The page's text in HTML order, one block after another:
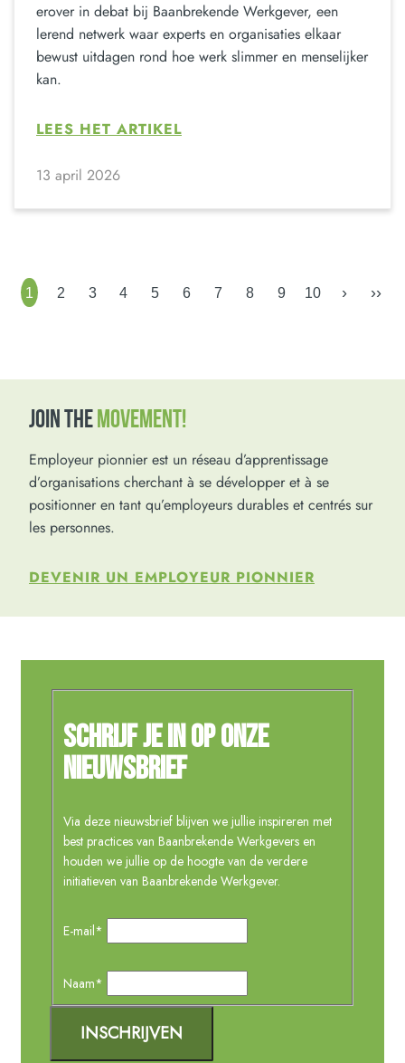
erover in debat bij Baanbrekende Werkgever, een
lerend netwerk waar experts en organisaties elkaar
bewust uitdagen rond hoe werk slimmer en menselijker
kan.
LEES HET ARTIKEL
13 april 2026
1 2 3 4 5 6 7 8 9 10 › ››
JOIN THEMOVEMENT!
Employeur pionnier est un réseau d’apprentissage
d’organisations cherchant à se développer et à se
positionner en tant qu’employeurs durables et centrés sur
les personnes.
DEVENIR UN EMPLOYEUR PIONNIER